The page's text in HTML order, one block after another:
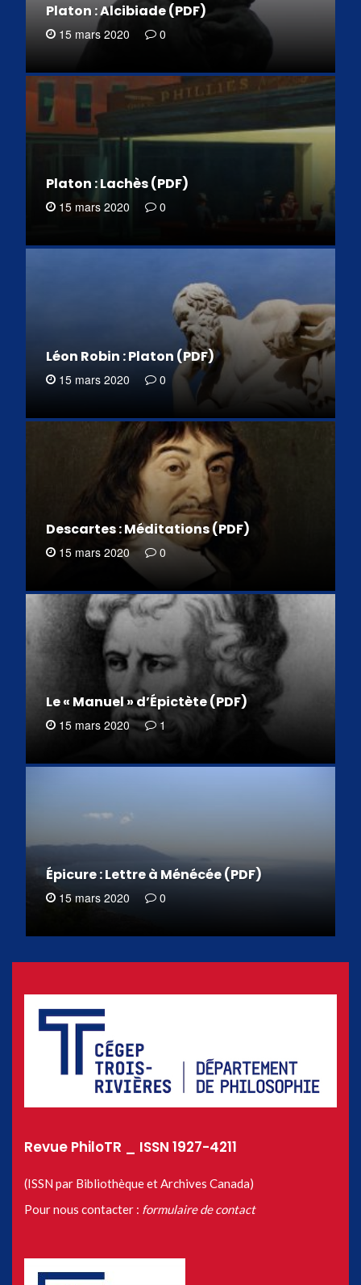
Platon : Alcibiade (PDF)
15 mars 2020 0
Platon : Lachès (PDF)
15 mars 2020 0
Léon Robin : Platon (PDF)
15 mars 2020 0
Descartes : Méditations (PDF)
15 mars 2020 0
Le « Manuel » d’Épictète (PDF)
15 mars 2020 1
Épicure : Lettre à Ménécée (PDF)
15 mars 2020 0
Revue PhiloTR _ ISSN 1927-4211
(ISSN par Bibliothèque et Archives Canada)
Pour nous contacter : formulaire de contact